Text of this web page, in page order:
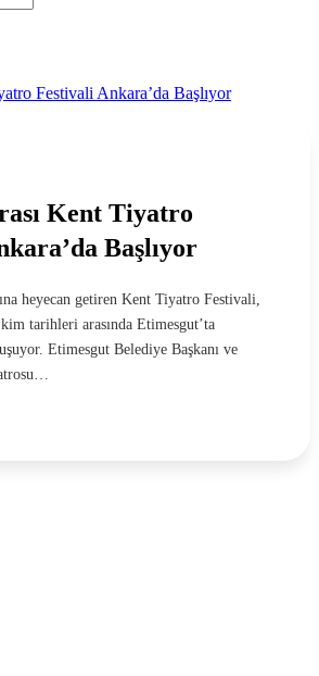
Festivali Ankara’da Başlıyor
Kent Tiyatro
Başlıyor
heyecan getiren Kent Tiyatro Festivali,
tarihleri arasında Etimesgut’ta
Etimesgut Belediye Başkanı ve